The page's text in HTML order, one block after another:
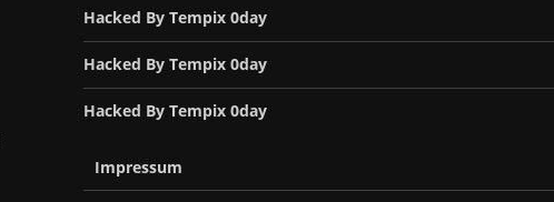
Hacked By Tempix 0day
Hacked By Tempix 0day
Hacked By Tempix 0day
Impressum